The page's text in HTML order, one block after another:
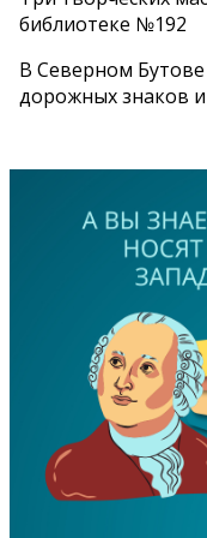
библиотеке №192
В Северном
дорожных знаков